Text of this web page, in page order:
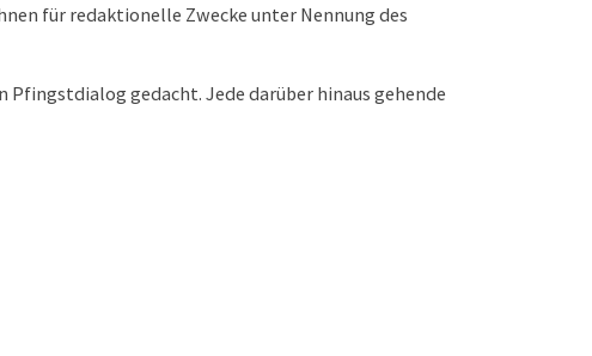
für redaktionelle Zwecke unter Nennung des
gedacht. Jede darüber hinaus gehende